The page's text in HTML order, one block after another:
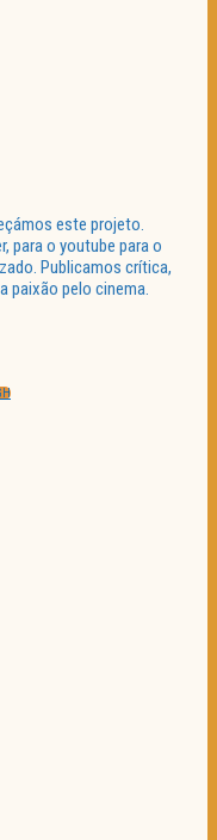
este projeto.
para o youtube para o
Publicamos crítica,
paixão pelo cinema.